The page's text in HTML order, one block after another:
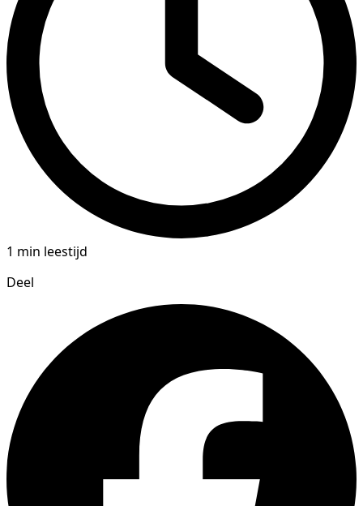
1 min leestijd
Deel